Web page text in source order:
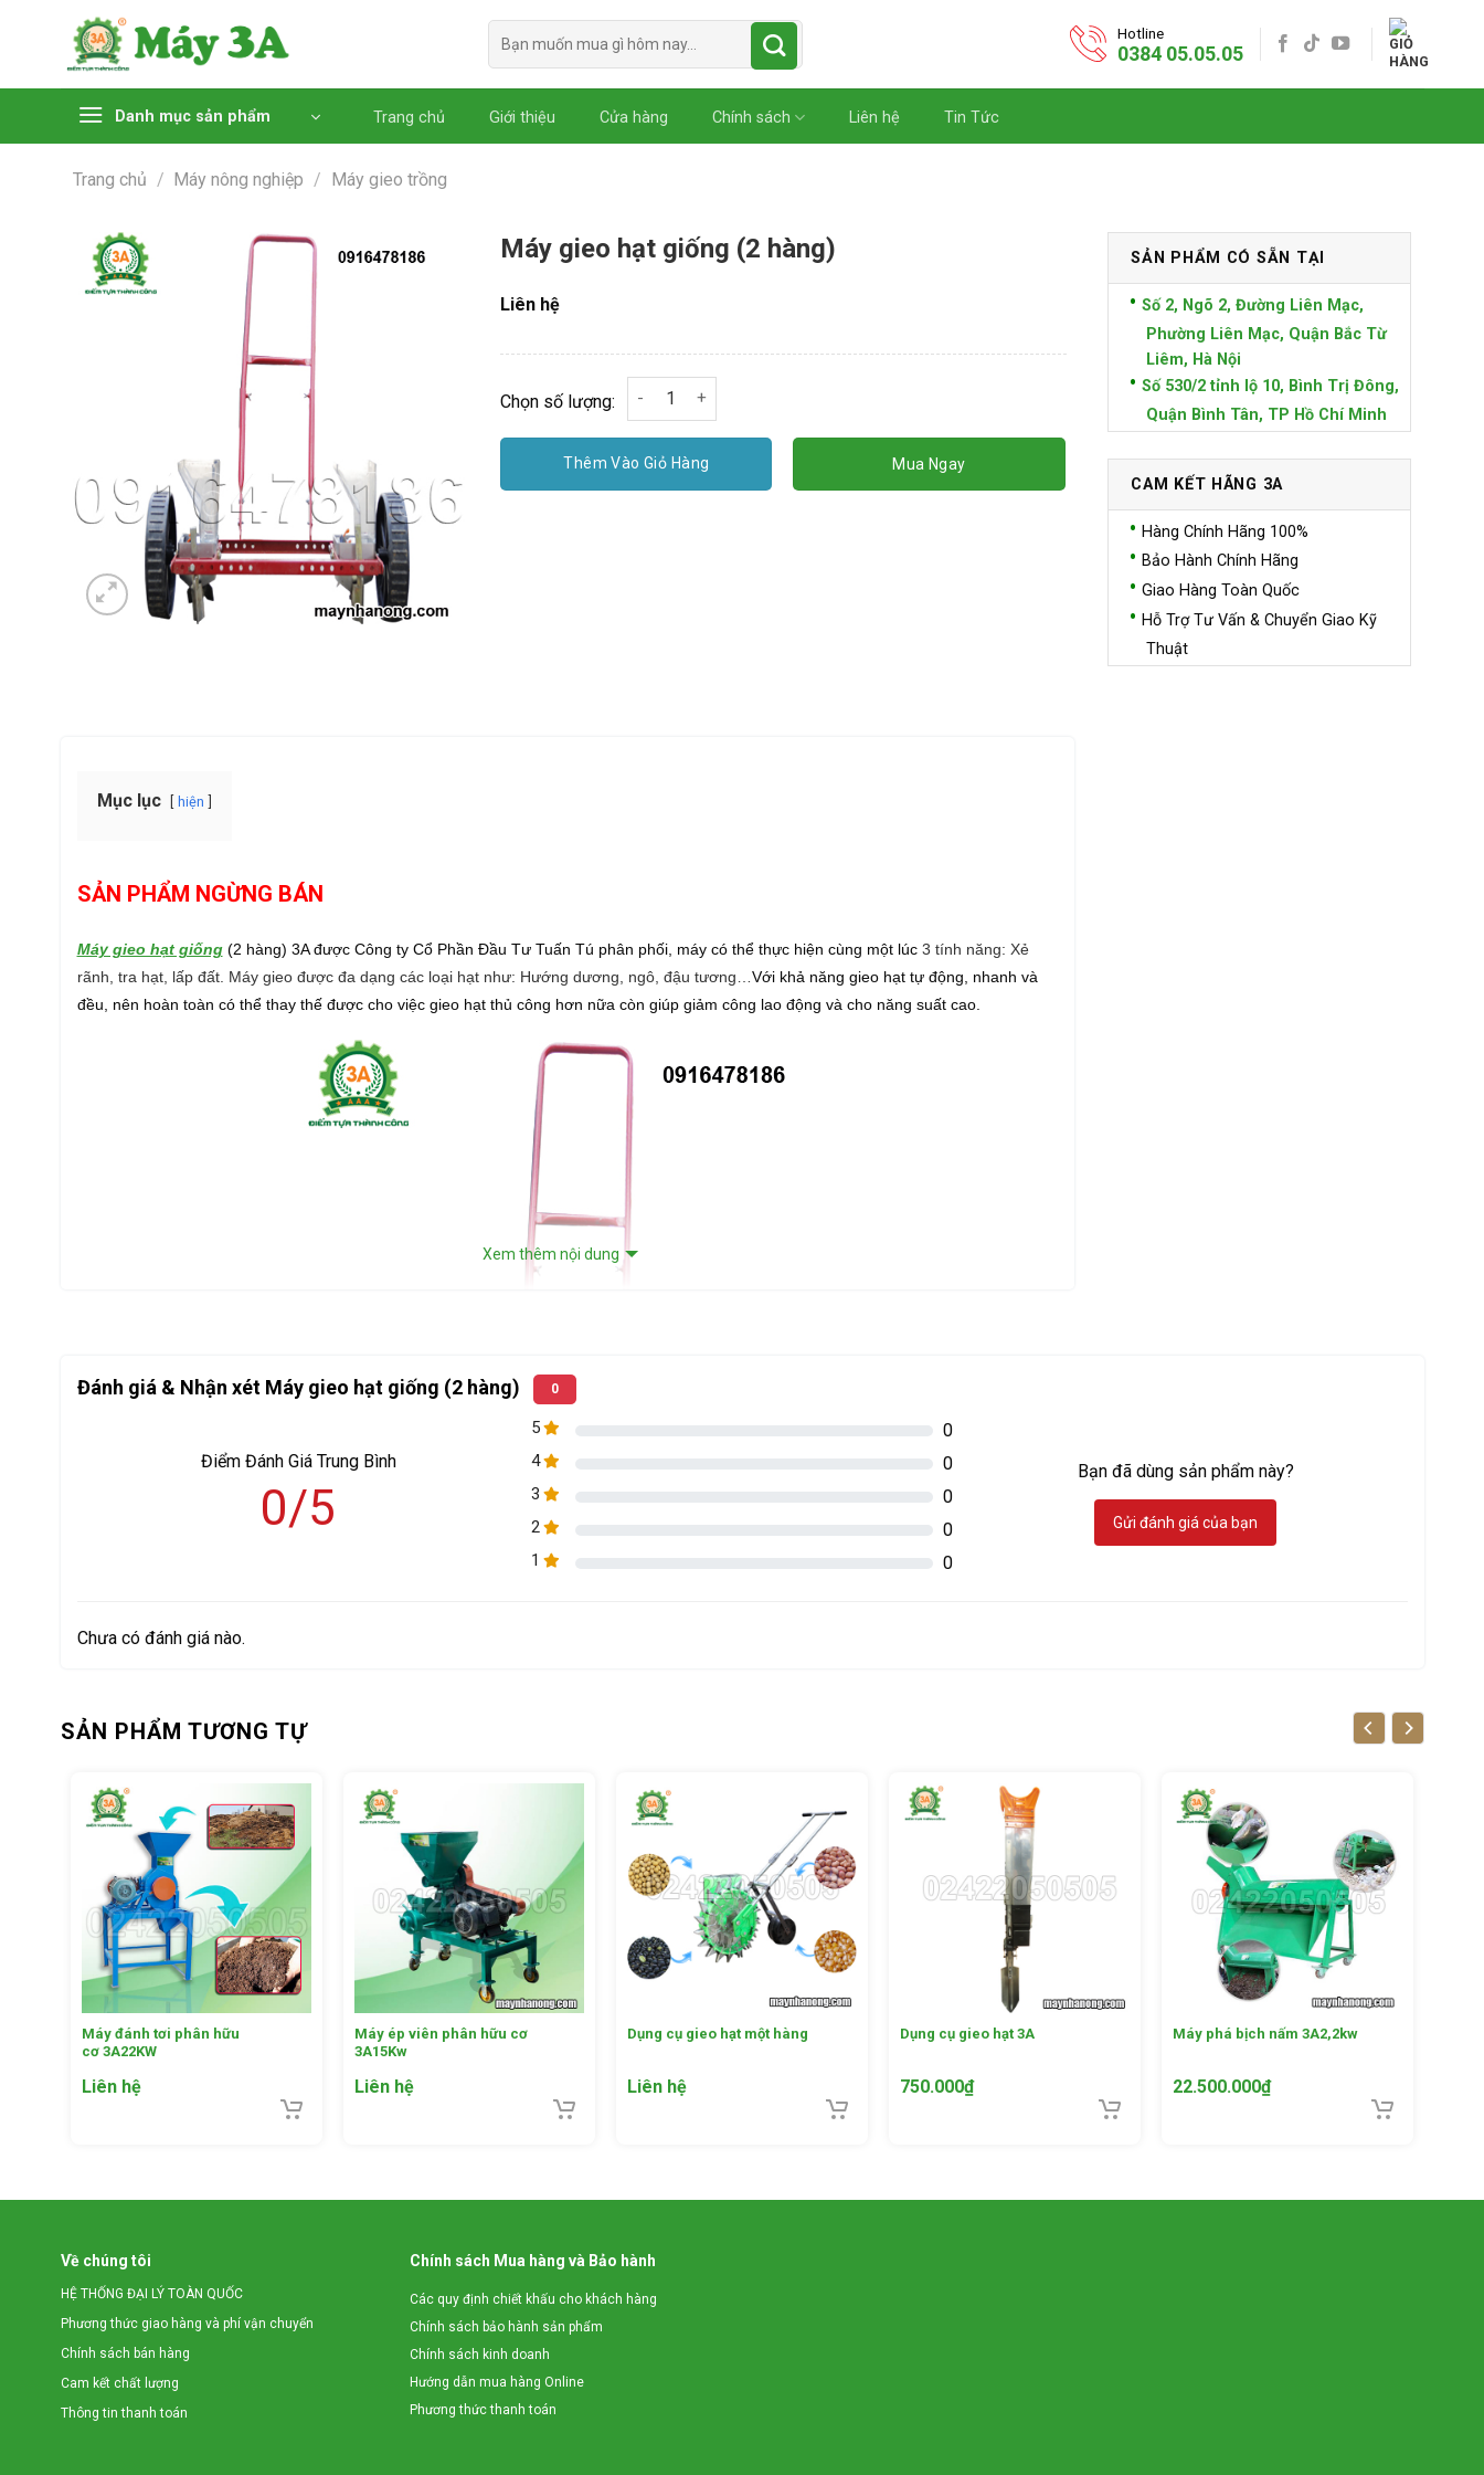
dung
kiếm:
Hotline
0384 05.05.05
Danh mục sản phẩm Trang chủ Giới thiệu Cửa hàng Chính sách Liên hệ Tin Tức
Trang chủ / Máy nông nghiệp / Máy gieo trồng
Máy gieo hạt giống (2 hàng)
Liên hệ
Máy gieo hạt giống (2 hàng) số lượng
Chọn số lượng:
Thêm Vào Giỏ Hàng Mua Ngay
SẢN PHẨM CÓ SẴN TẠI
Số 2, Ngõ 2, Đường Liên Mạc,
Phường Liên Mạc, Quận Bắc Từ
Liêm, Hà Nội
Số 530/2 tỉnh lộ 10, Bình Trị Đông,
Quận Bình Tân, TP Hồ Chí Minh
CAM KẾT HÃNG 3A
Hàng Chính Hãng 100%
Bảo Hành Chính Hãng
Giao Hàng Toàn Quốc
Hỗ Trợ Tư Vấn & Chuyển Giao Kỹ
Thuật
Mục lục hiện
SẢN PHẨM NGỪNG BÁN
Máy gieo hạt giống(2 hàng) 3A được Công ty Cổ Phần Đầu Tư Tuấn Tú phân phối, máy có thể thực hiện cùng một lúc3 tính năng: Xẻ
rãnh, tra hạt, lấp đất. Máy gieo được đa dạng các loại hạt như: Hướng dương, ngô, đậu tương… Với khả năng gieo hạt tự động, nhanh và
đều, nên hoàn toàn có thể thay thế được cho việc gieo hạt thủ công hơn nữa còn giúp giảm công lao động và cho năng suất cao.
+ Một thanh đẩy có chiều dài 1005 mm, chiều rộng 620 mm
+ Hai bánh xe với đường kính mỗi bánh 250mm
+ Hai hộp đựng hạt: Trong hộp đựng hạt có bánh đĩa để lắp muỗng gieo hạt.
+ Một bộ phận xẻ rãnh và lấp đất.
*Các ưu điểm của Máy gieo hạt giống (2 hàng)
+ Gieo được đa dạng các loại hạt như: Hướng dương, ngô, đậu tương…
+ Có thể điều chỉnh khoảng cách giữa 2 bánh xe từ 160 – 580 mm theo ý muốn.
+ Năng suất gieo hạt lên tới 2000m cao hơn nhiều so với cách gieo hạt truyền thống của bà con.
Xem thêm nội dung
Đánh giá & Nhận xét Máy gieo hạt giống (2 hàng) 0
Điểm Đánh Giá Trung Bình
0/5
5 0
4 0
3 0
2 0
1 0
Bạn đã dùng sản phẩm này?
Gửi đánh giá của bạn
Chưa có đánh giá nào.
SẢN PHẨM TƯƠNG TỰ
Máy đánh tơi phân hữu
cơ 3A22KW
Liên hệ
Máy ép viên phân hữu cơ
3A15Kw
Liên hệ
Dụng cụ gieo hạt một hàng
Liên hệ
Dụng cụ gieo hạt 3A
750.000₫
Máy phá bịch nấm 3A2,2kw
22.500.000₫
Về chúng tôi
HỆ THỐNG ĐẠI LÝ TOÀN QUỐC
Phương thức giao hàng và phí vận chuyển
Chính sách bán hàng
Cam kết chất lượng
Thông tin thanh toán
Chính sách Mua hàng và Bảo hành
Các quy định chiết khấu cho khách hàng
Chính sách bảo hành sản phẩm
Chính sách kinh doanh
Hướng dẫn mua hàng Online
Phương thức thanh toán